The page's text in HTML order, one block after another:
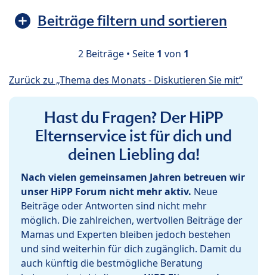
Beiträge filtern und sortieren
2 Beiträge • Seite 1 von 1
Zurück zu „Thema des Monats - Diskutieren Sie mit“
Hast du Fragen? Der HiPP
Elternservice ist für dich und
deinen Liebling da!
Nach vielen gemeinsamen Jahren betreuen wir
unser HiPP Forum nicht mehr aktiv. Neue
Beiträge oder Antworten sind nicht mehr
möglich. Die zahlreichen, wertvollen Beiträge der
Mamas und Experten bleiben jedoch bestehen
und sind weiterhin für dich zugänglich. Damit du
auch künftig die bestmögliche Beratung